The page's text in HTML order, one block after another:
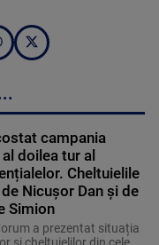
campania
doilea tur al
Cheltuielile
Nicușor Dan și de
Simion
a prezentat situația
și cheltuielilor din cele